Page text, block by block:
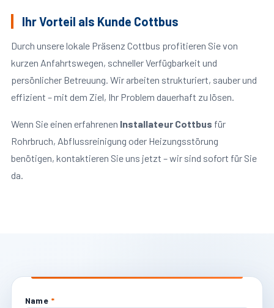
Ihr Vorteil als Kunde Cottbus
Durch unsere lokale Präsenz Cottbus profitieren Sie von
kurzen Anfahrtswegen, schneller Verfügbarkeit und
persönlicher Betreuung. Wir arbeiten strukturiert, sauber und
effizient – mit dem Ziel, Ihr Problem dauerhaft zu lösen.
Wenn Sie einen erfahrenen Installateur Cottbus für
Rohrbruch, Abflussreinigung oder Heizungsstörung
benötigen, kontaktieren Sie uns jetzt – wir sind sofort für Sie
da.
Name *